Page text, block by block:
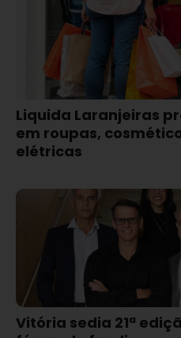
Liquida Laranjeiras
em roupas,
elétricas
Vitória sedia 21ª